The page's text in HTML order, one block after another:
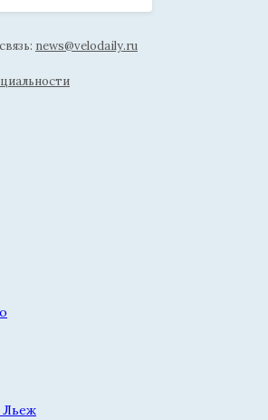
news@velodaily.ru
Льеж